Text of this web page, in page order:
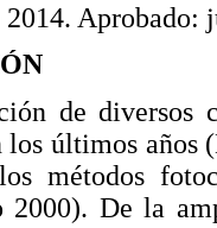
Aprobado:
de diversos
los últimos años
métodos
2000). De la